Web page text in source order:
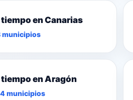
tiempo en Canarias
municipios
tiempo en Aragón
municipios